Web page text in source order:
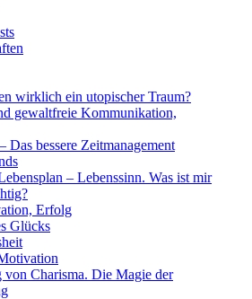
wirklich ein utopischer Traum?
gewaltfreie Kommunikation,
Das bessere Zeitmanagement
– Lebenssinn. Was ist mir
Erfolg
Glücks
Charisma. Die Magie der